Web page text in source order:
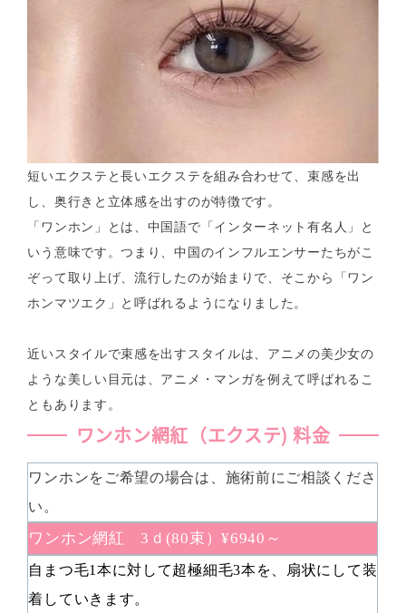
短いエクステと長いエクステを組み合わせて、束感を出
し、奥行きと立体感を出すのが特徴です。
「ワンホン」とは、中国語で「インターネット有名人」と
いう意味です。つまり、中国のインフルエンサーたちがこ
ぞって取り上げ、流行したのが始まりで、そこから「ワン
ホンマツエク」と呼ばれるようになりました。
近いスタイルで束感を出すスタイルは、アニメの美少女の
ような美しい目元は、アニメ・マンガを例えて呼ばれるこ
ともあります。
ワンホン網紅（エクステ) 料金
ワンホンをご希望の場合は、施術前にご相談くださ
い。
ワンホン網紅 3ｄ(80束）¥6940～
自まつ毛1本に対して超極細毛3本を、扇状にして装
着していきます。